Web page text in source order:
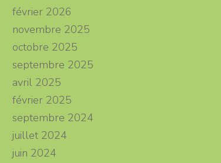
février 2026
novembre 2025
octobre 2025
septembre 2025
avril 2025
février 2025
septembre 2024
juillet 2024
juin 2024